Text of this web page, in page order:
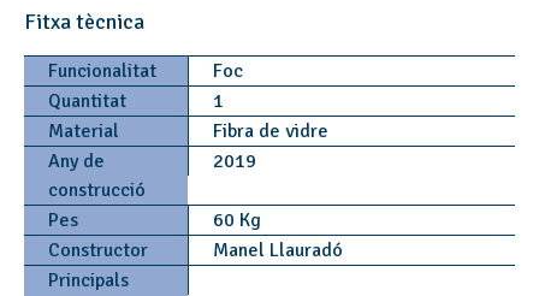
Fitxa tècnica
Funcionalitat
Foc
Quantitat
1
Material
Fibra de vidre
Any de
construcció
2019
Pes
60 Kg
Constructor
Manel Llauradó
Principals